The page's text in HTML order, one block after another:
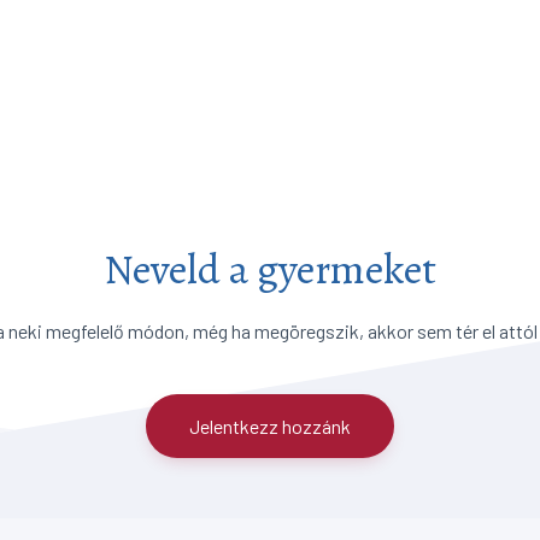
Neveld a gyermeket
neki megfelelő módon, még ha megöregszik, akkor sem tér el
Jelentkezz hozzánk